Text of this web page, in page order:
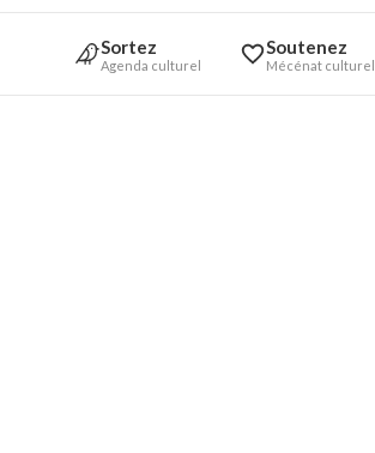
Sortez
Agenda culturel
Soutenez
Mécénat culturel